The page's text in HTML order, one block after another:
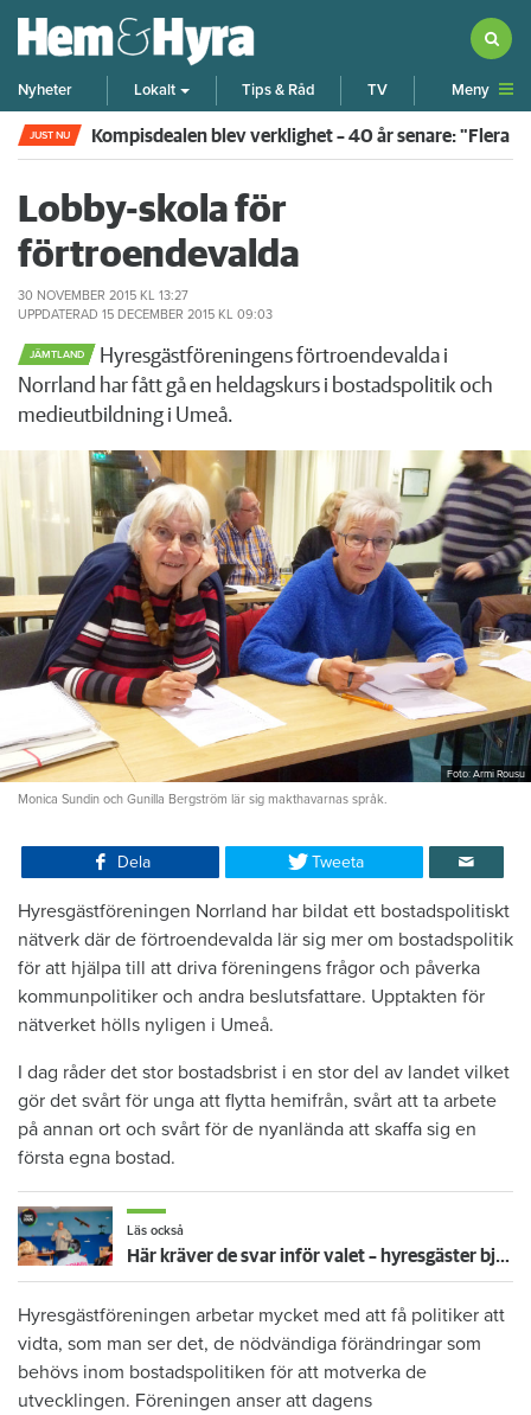
Nyheter Lokalt Tips & Råd TV Meny
JUST NU Kompisdealen blev verklighet – 40 år senare: "Flera
Lobby-skola för
förtroendevalda
30 NOVEMBER 2015 KL 13:27
UPPDATERAD 15 DECEMBER 2015 KL 09:03
JÄMTLAND
Hyresgästföreningens förtroendevalda i
Norrland har fått gå en heldagskurs i bostadspolitik och
medieutbildning i Umeå.
Foto: Armi Rousu
Monica Sundin och Gunilla Bergström lär sig makthavarnas språk.
Dela Tweeta
Hyresgästföreningen Norrland har bildat ett bostadspolitiskt
nätverk där de förtroendevalda lär sig mer om bostadspolitik
för att hjälpa till att driva föreningens frågor och påverka
kommunpolitiker och andra beslutsfattare. Upptakten för
nätverket hölls nyligen i Umeå.
I dag råder det stor bostadsbrist i en stor del av landet vilket
gör det svårt för unga att flytta hemifrån, svårt att ta arbete
på annan ort och svårt för de nyanlända att skaffa sig en
första egna bostad.
Läs också
Här kräver de svar inför valet – hyresgäster bjuder hem politiker
Hyresgästföreningen arbetar mycket med att få politiker att
vidta, som man ser det, de nödvändiga förändringar som
behövs inom bostadspolitiken för att motverka de
utvecklingen. Föreningen anser att dagens